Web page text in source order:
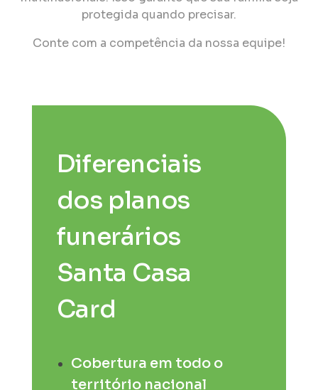
protegida quando precisar.
Conte com a competência da nossa equipe!
Diferenciais
dos planos
funerários
Santa Casa
Card
Cobertura em todo o
território nacional